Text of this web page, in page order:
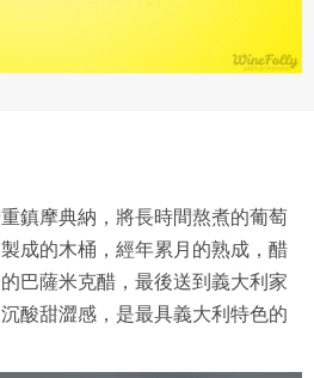
鎮摩典納，將長時間熬煮的葡萄
成的木桶，經年累月的熟成，醋
巴薩米克醋，最後送到義大利家
酸甜澀感，是最具義大利特色的